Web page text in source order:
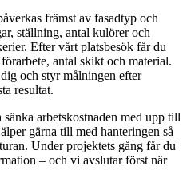
främst av fasadtyp och
ställning, antal kulörer och
Efter vårt platsbesök får du
antal skikt och material.
och styr målningen efter
resultat.
arbetskostnaden med upp till
gärna till med hanteringen så
Under projektets gång får du
– och vi avslutar först när